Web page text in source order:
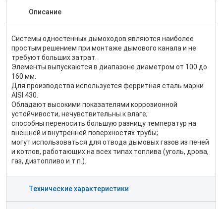
Описание
Системы одностенных дымоходов являются наиболее
простым решением при монтаже дымового канала и не
требуют больших затрат.
Элементы выпускаются в диапазоне диаметром от 100 до
160 мм.
Для производства используется ферритная сталь марки
AISI 430.
Обладают высокими показателями коррозионной
устойчивости, нечувствительны к влаге;
способны переносить большую разницу температур на
внешней и внутренней поверхностях трубы;
могут использоваться для отвода дымовых газов из печей
и котлов, работающих на всех типах топлива (уголь, дрова,
газ, дизтопливо и т.п.).
Технические характеристики